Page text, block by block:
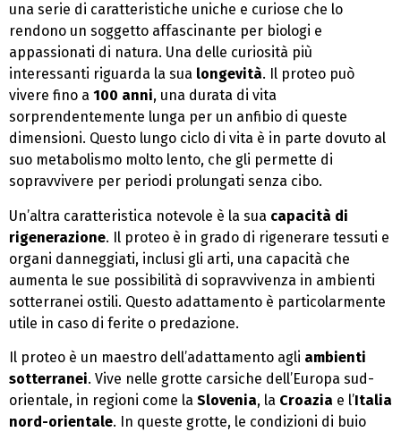
una serie di caratteristiche uniche e curiose che lo
rendono un soggetto affascinante per biologi e
appassionati di natura. Una delle curiosità più
interessanti riguarda la sua longevità. Il proteo può
vivere fino a 100 anni, una durata di vita
sorprendentemente lunga per un anfibio di queste
dimensioni. Questo lungo ciclo di vita è in parte dovuto al
suo metabolismo molto lento, che gli permette di
sopravvivere per periodi prolungati senza cibo.
Un’altra caratteristica notevole è la sua capacità di
rigenerazione. Il proteo è in grado di rigenerare tessuti e
organi danneggiati, inclusi gli arti, una capacità che
aumenta le sue possibilità di sopravvivenza in ambienti
sotterranei ostili. Questo adattamento è particolarmente
utile in caso di ferite o predazione.
Il proteo è un maestro dell’adattamento agli ambienti
sotterranei. Vive nelle grotte carsiche dell’Europa sud-
orientale, in regioni come la Slovenia, la Croazia e l’Italia
nord-orientale. In queste grotte, le condizioni di buio